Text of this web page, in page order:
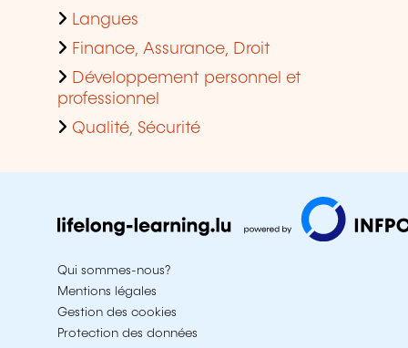
Langues
Finance, Assurance, Droit
Développement personnel et
professionnel
Qualité, Sécurité
Qui sommes-nous?
Mentions légales
Gestion des cookies
Protection des données